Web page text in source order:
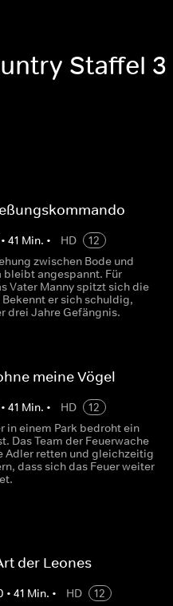
Staffel 3
•41 Min. • HD
12
zwischen Bode und
bleibt angespannt. Für
Vater Manny spitzt sich die
Bekennt er sich schuldig,
drei Jahre Gefängnis.
meine Vögel
•41 Min. • HD
12
in einem Park bedroht ein
Das Team der Feuerwache
Adler retten und gleichzeitig
dass sich das Feuer weiter
der Leones
•41 Min. • HD
12